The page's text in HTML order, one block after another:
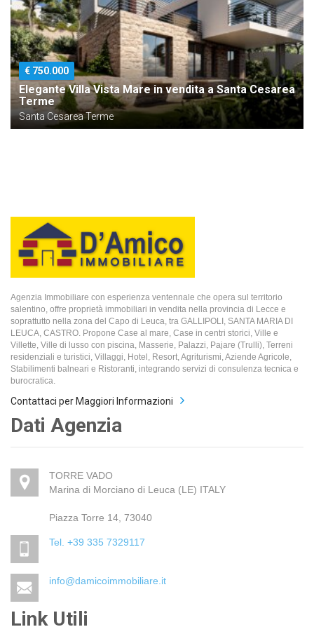
€ 750.000
Elegante Villa Vista Mare in vendita a Santa Cesarea
Terme
Santa Cesarea Terme
Agenzia Immobiliare con esperienza ventennale che opera sul territorio
salentino, offre proprietà immobiliari in vendita nella provincia di Lecce e
soprattutto nella zona del Capo di Leuca, tra GALLIPOLI, SANTA MARIA DI
LEUCA, CASTRO. Propone Case al mare, Case in centri storici, Ville e
Villette, Ville di lusso con piscina, Masserie, Palazzi, Pajare (Trulli), Terreni
residenziali e turistici, Villaggi, Hotel, Resort, Agriturismi, Aziende Agricole,
Stabilimenti balneari e Ristoranti, integrando servizi di consulenza tecnica e
burocratica.
Contattaci per Maggiori Informazioni
Dati Agenzia
TORRE VADO
Marina di Morciano di Leuca (LE) ITALY
Piazza Torre 14, 73040
Tel. +39 335 7329117
info@damicoimmobiliare.it
Link Utili